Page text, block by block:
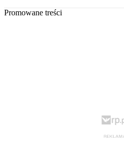
Promowane treści